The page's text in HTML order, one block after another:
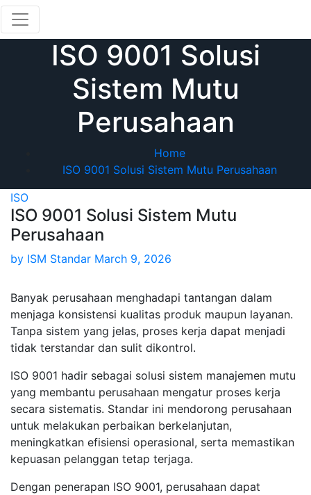
Skip
content
ISO 9001 Solusi
Sistem Mutu
Perusahaan
Home
ISO 9001 Solusi Sistem Mutu Perusahaan
ISO
ISO 9001 Solusi Sistem Mutu
Perusahaan
by ISM Standar March 9, 2026
Banyak perusahaan menghadapi tantangan dalam
menjaga konsistensi kualitas produk maupun layanan.
Tanpa sistem yang jelas, proses kerja dapat menjadi
tidak terstandar dan sulit dikontrol.
ISO 9001 hadir sebagai solusi sistem manajemen mutu
yang membantu perusahaan mengatur proses kerja
secara sistematis. Standar ini mendorong perusahaan
untuk melakukan perbaikan berkelanjutan,
meningkatkan efisiensi operasional, serta memastikan
kepuasan pelanggan tetap terjaga.
Dengan penerapan ISO 9001, perusahaan dapat